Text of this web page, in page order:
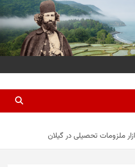
ملزومات تحصیلی در گیلان